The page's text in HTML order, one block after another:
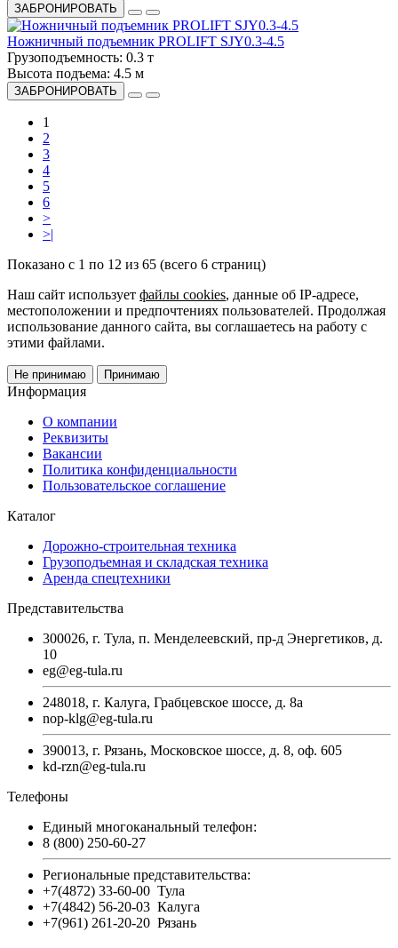
ЗАБРОНИРОВАТЬ
Ножничный подъемник PROLIFT SJY0.3-4.5
Грузоподъемность: 0.3 т
Высота подъема: 4.5 м
ЗАБРОНИРОВАТЬ
1
2
3
4
5
6
>
>|
Показано с 1 по 12 из 65 (всего 6 страниц)
Наш сайт использует файлы cookies, данные об IP-адресе,
местоположении и предпочтениях пользователей. Продолжая
использование данного сайта, вы соглашаетесь на работу с
этими файлами.
Не принимаю Принимаю
Информация
О компании
Реквизиты
Вакансии
Политика конфиденциальности
Пользовательское соглашение
Каталог
Дорожно-строительная техника
Грузоподъемная и складская техника
Аренда спецтехники
Представительства
300026, г. Тула, п. Менделеевский, пр-д Энергетиков, д.
10
eg@eg-tula.ru
248018, г. Калуга, Грабцевское шоссе, д. 8а
nop-klg@eg-tula.ru
390013, г. Рязань, Московское шоссе, д. 8, оф. 605
kd-rzn@eg-tula.ru
Телефоны
Единый многоканальный телефон:
8 (800) 250-60-27
Региональные представительства:
+7(4872) 33-60-00 Тула
+7(4842) 56-20-03 Калуга
+7(961) 261-20-20 Рязань